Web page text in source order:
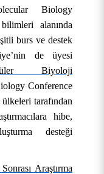
Biology
alanında
burs ve destek
de üyesi
Biyoloji
Conference
tarafından
hibe,
desteği
Araştırma